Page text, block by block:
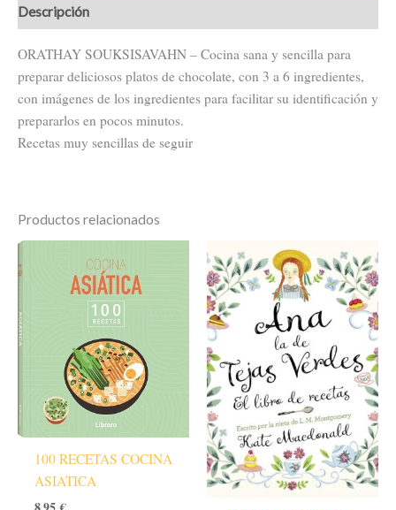
Descripción
ORATHAY SOUKSISAVAHN – Cocina sana y sencilla para
preparar deliciosos platos de chocolate, con 3 a 6 ingredientes,
con imágenes de los ingredientes para facilitar su identificación y
prepararlos en pocos minutos.
Recetas muy sencillas de seguir
Productos relacionados
100 RECETAS COCINA
ASIATICA